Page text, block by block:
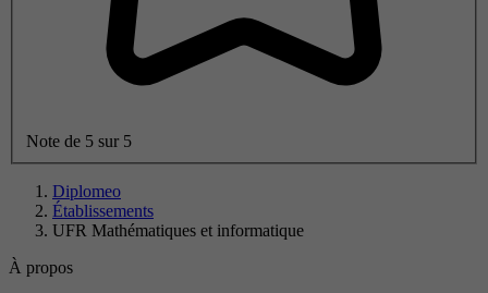
Note de 5 sur 5
Diplomeo
Établissements
UFR Mathématiques et informatique
À propos